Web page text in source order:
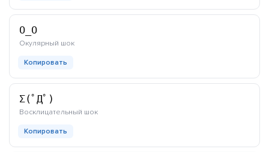
O_O
Окулярный шоккаомодзи
Копировать
Σ(ﾟДﾟ)
Восклицательный шоккаомодзи
Копировать